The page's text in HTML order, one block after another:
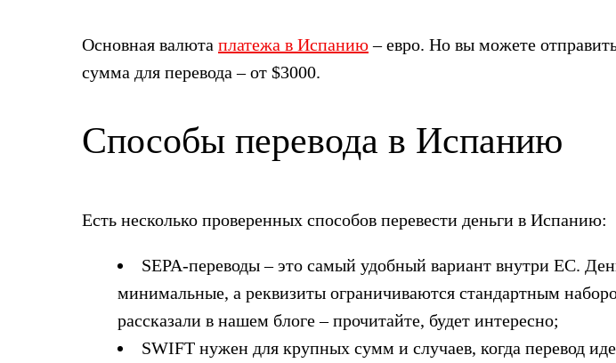
Основная валюта платежа в Испанию– евро. Но вы можете
сумма для перевода – от $3000.
Способы перевода в Испанию
Есть несколько проверенных способов перевести деньги в Испанию:
SEPA-переводы – это самый удобный вариант внутри ЕС.
минимальные, а реквизиты ограничиваются стандартным
рассказали в нашем блоге – прочитайте, будет интересно;
SWIFT нужен для крупных сумм и случаев, когда перевод